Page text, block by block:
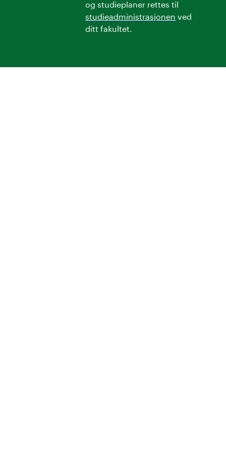
og studieplaner rettes til
studieadministrasjonen ved
ditt fakultet.